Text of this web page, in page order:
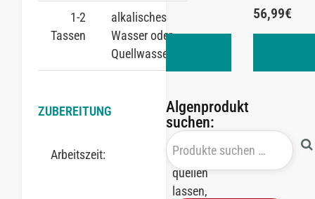
1-2
Tassen
alkalisches
Wasser oder
Quellwasser
ZUBEREITUNG
Arbeitszeit:
1 Tag
quellen
lassen,
56,99€
Algenprodukt
suchen: